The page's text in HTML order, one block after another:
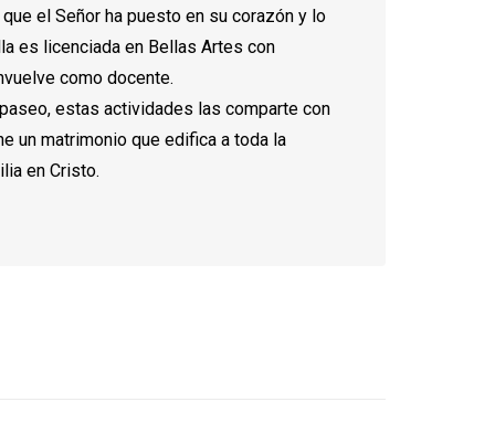
el Señor ha puesto en su corazón y lo
es licenciada en Bellas Artes con
como docente.
estas actividades las comparte con
un matrimonio que edifica a toda la
en Cristo.